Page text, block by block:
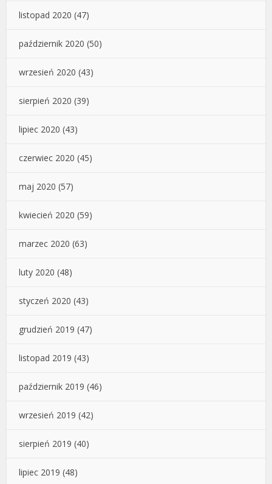
listopad 2020 (47)
październik 2020 (50)
wrzesień 2020 (43)
sierpień 2020 (39)
lipiec 2020 (43)
czerwiec 2020 (45)
maj 2020 (57)
kwiecień 2020 (59)
marzec 2020 (63)
luty 2020 (48)
styczeń 2020 (43)
grudzień 2019 (47)
listopad 2019 (43)
październik 2019 (46)
wrzesień 2019 (42)
sierpień 2019 (40)
lipiec 2019 (48)